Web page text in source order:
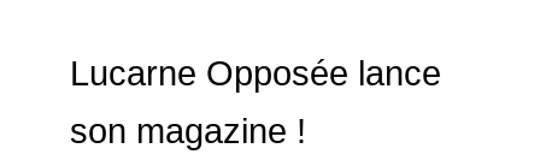
Lucarne Opposée lance
son magazine !